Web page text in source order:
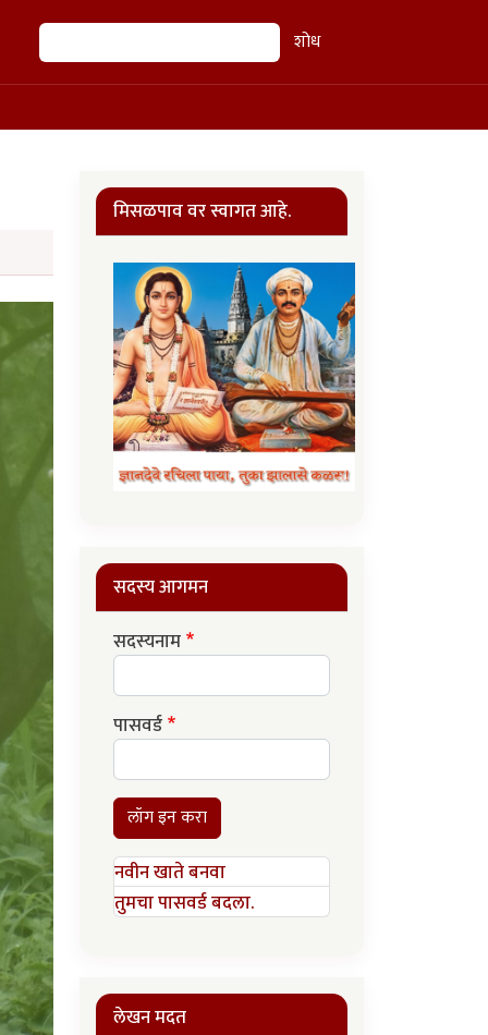
शोध शोध
मिसळपाव वर स्वागत आहे.
सदस्य आगमन
सदस्यनाम
पासवर्ड
लॉग इन करा
नवीन खाते बनवा
तुमचा पासवर्ड बदला.
लेखन मदत